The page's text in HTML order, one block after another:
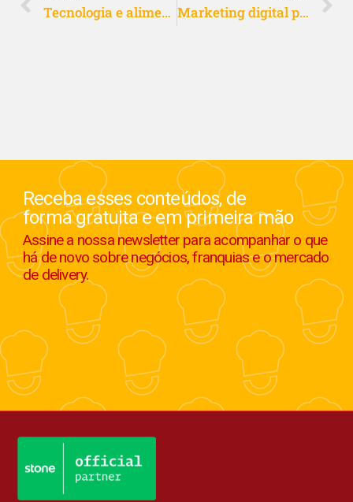
Tecnologia e alimentação: a combinação do empreendedorismo Marketing digital para restaurantes: o que é e por que ele é essencial para seu negócio
Receba esses conteúdos, de
forma gratuita e em primeira mão
Assine a nossa newsletter para acompanhar o que
há de novo sobre negócios, franquias e o mercado
de delivery.